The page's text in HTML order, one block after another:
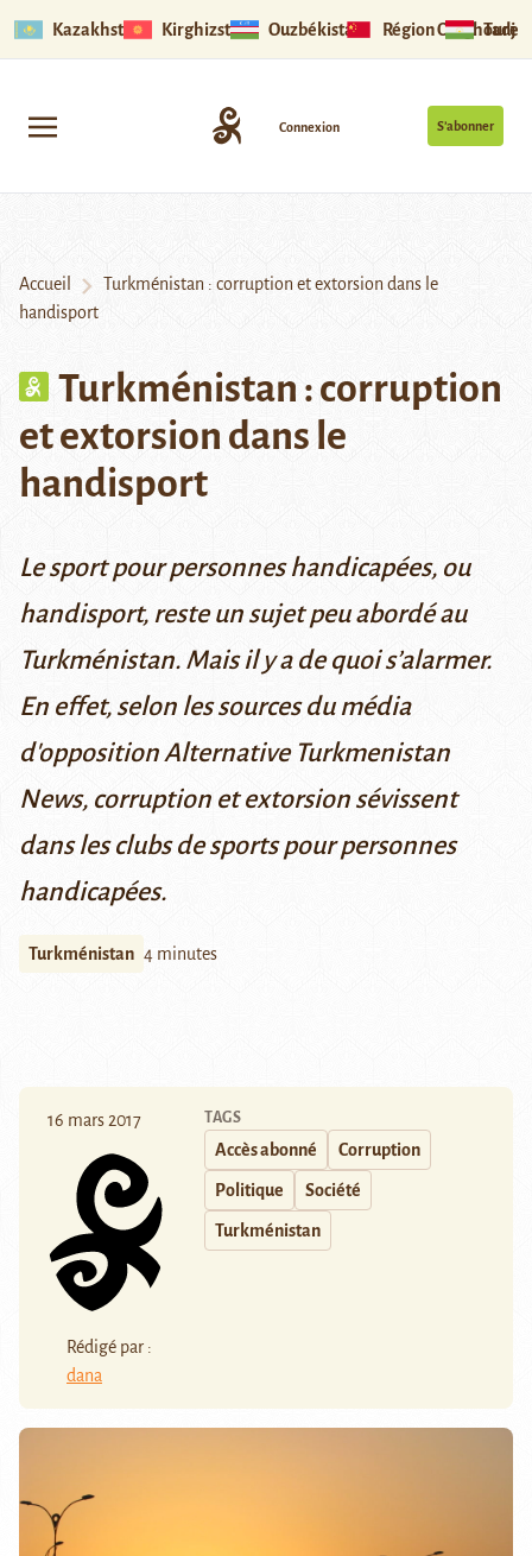
Kazakhstan Kirghizstan Ouzbékistan Région Ouïghoure
S’abonner
Connexion
Accueil
Turkménistan : corruption et extorsion dans le
handisport
Turkménistan : corruption
et extorsion dans le
handisport
Le sport pour personnes handicapées, ou
handisport, reste un sujet peu abordé au
Turkménistan. Mais il y a de quoi s’alarmer.
En effet, selon les sources du média
d'oppositionAlternative Turkmenistan
News, corruption et extorsion sévissent
dans les clubs de sports pour personnes
handicapées.
Turkménistan 4 minutes
16 mars 2017
Rédigé par :
dana
TAGS
Accès abonné Corruption
Politique Société
Turkménistan